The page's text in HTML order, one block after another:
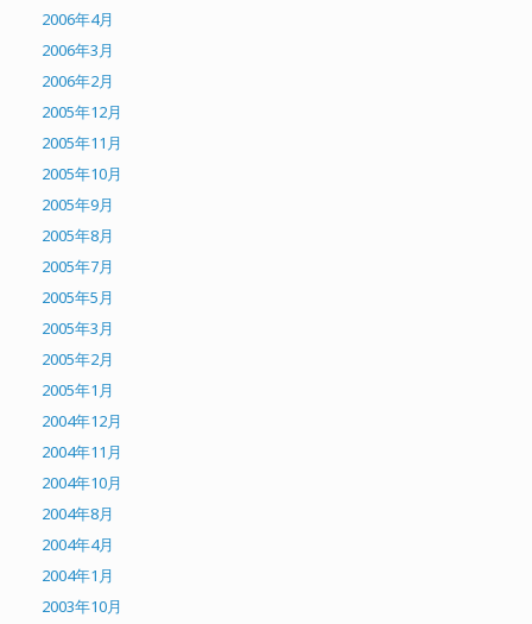
2006年4月
2006年3月
2006年2月
2005年12月
2005年11月
2005年10月
2005年9月
2005年8月
2005年7月
2005年5月
2005年3月
2005年2月
2005年1月
2004年12月
2004年11月
2004年10月
2004年8月
2004年4月
2004年1月
2003年10月